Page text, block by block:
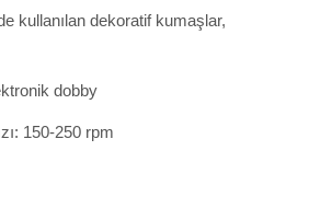
kullanılan dekoratif kumaşlar,
dobby
150-250 rpm